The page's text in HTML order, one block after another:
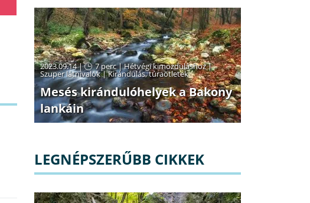
2023.09.14 | 7 perc|Hétvégi kimozduláshoz|
Szuper látnivalók|Kirándulás, túraötletek
Mesés kirándulóhelyek a Bakony
lankáin
LEGNÉPSZERŰBB CIKKEK